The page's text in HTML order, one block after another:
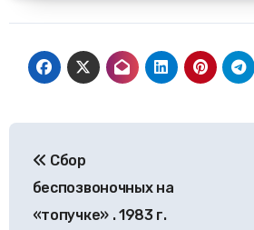
по
записям
Сбор
беспозвоночных на
«топучке» . 1983 г.